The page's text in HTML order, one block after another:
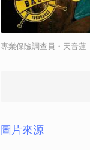
專業保險調查員・天音蓮
圖片來源